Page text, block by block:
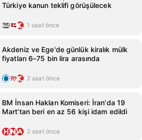
Türkiye kanun teklifi görüşülecek
1 saat önce
Akdeniz ve Ege'de günlük kiralık mülk
fiyatları 6–75 bin lira arasında
2 saat önce
BM İnsan Hakları Komiseri: İran'da 19
Mart'tan beri en az 56 kişi idam edildi
2 saat önce